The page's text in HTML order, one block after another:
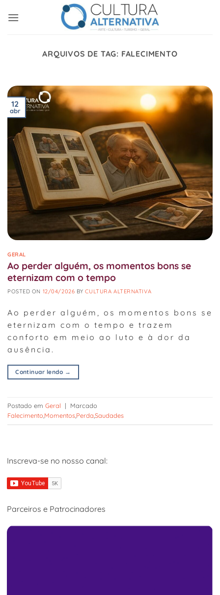
ARQUIVOS DE TAG: FALECIMENTO
12
abr
GERAL
Ao perder alguém, os momentos bons se
eternizam com o tempo
POSTED ON 12/04/2026 BYCULTURA ALTERNATIVA
Ao perder alguém, os momentos bons se
eternizam com o tempo e trazem
conforto em meio ao luto e à dor da
ausência.
Continuar lendo →
Postado em Geral |
Marcado
Falecimento MomentosPerdaSaudades
Inscreva-se no nosso canal:
Parceiros e Patrocinadores